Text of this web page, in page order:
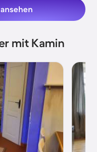
mit Kamin